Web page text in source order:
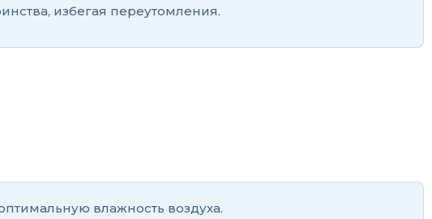
избегая переутомления.
влажность воздуха.